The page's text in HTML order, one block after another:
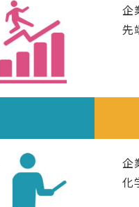
企
先
企
化